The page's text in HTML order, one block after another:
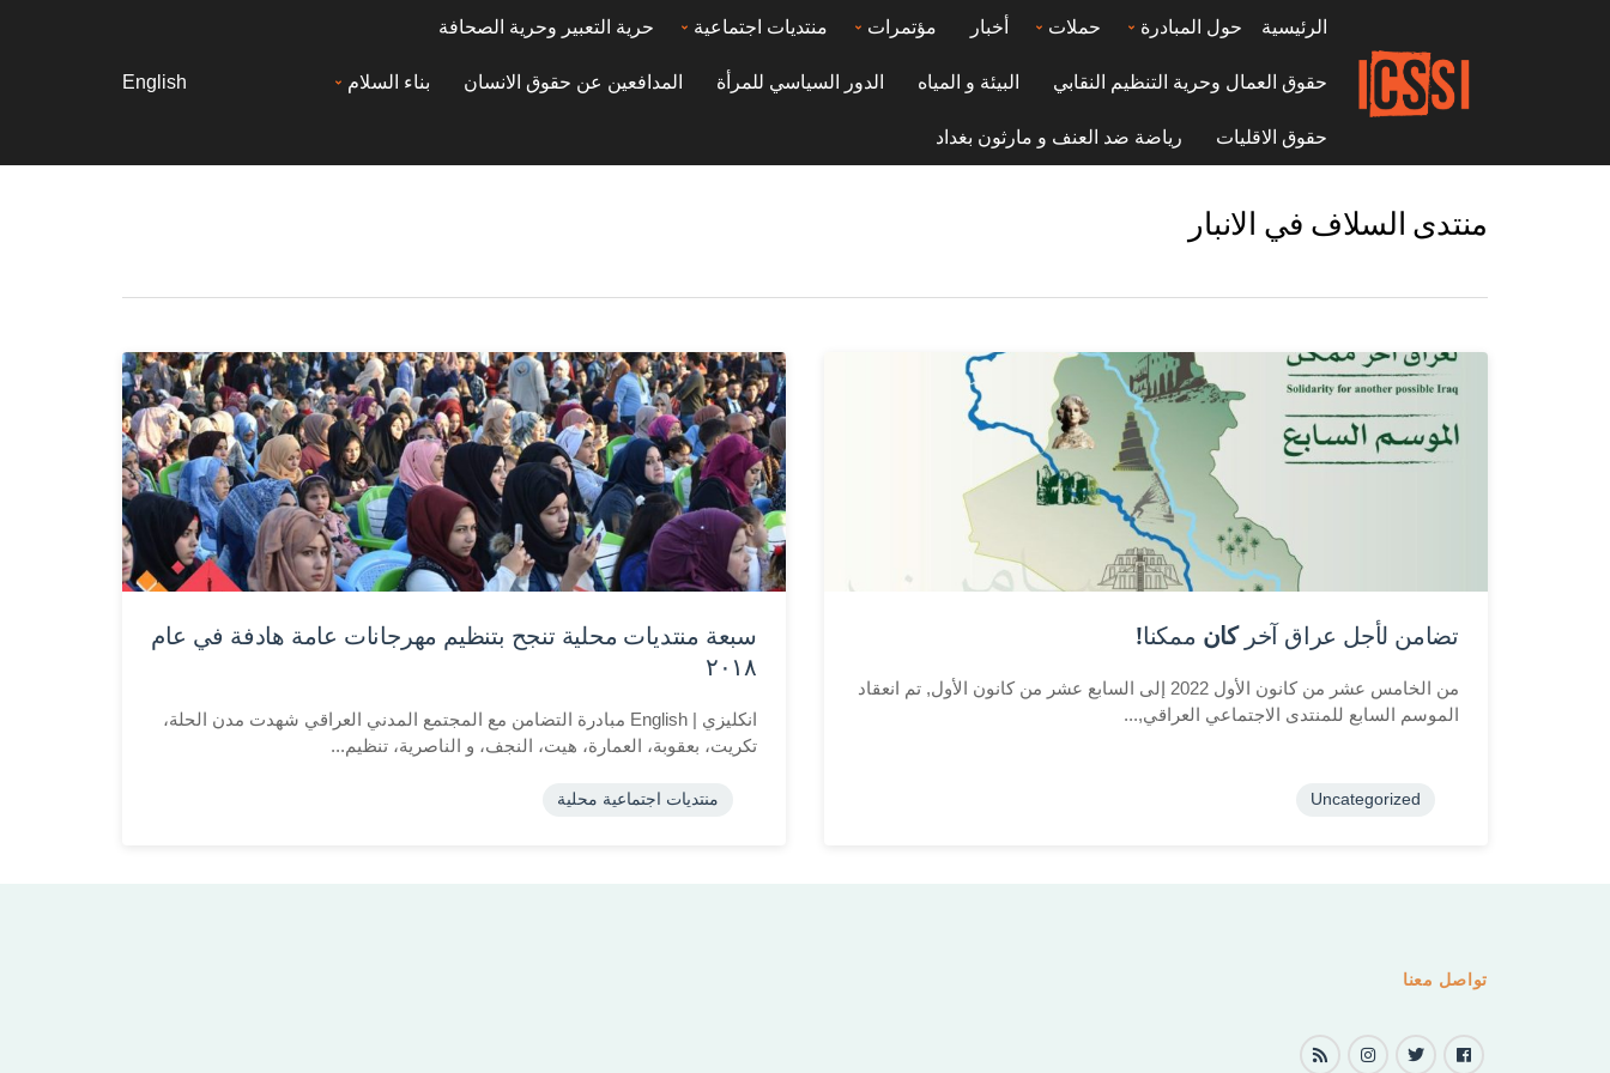
الرئيسية حول المبادرة حملات أخبار مؤتمرات منتديات اجتماعية حرية التعبير وحرية الصحافة
حقوق العمال وحرية التنظيم النقابي البيئة و المياه الدور السياسي للمرأة المدافعين عن حقوق الانسان بناء السلام
حقوق الاقليات رياضة ضد العنف و مارثون بغداد
English
منتدى السلاف في الانبار
تضامن لأجل عراق آخركان ممكنا!
من الخامس عشر من كانون الأول 2022 إلى السابع عشر من كانون الأول, تم انعقاد
الموسم السابع للمنتدى الاجتماعي العراقي,...
Uncategorized
سبعة منتديات محلية تنجح بتنظيم مهرجانات عامة هادفة في عام
٢٠١٨
انكليزي | English مبادرة التضامن مع المجتمع المدني العراقي شهدت مدن الحلة،
تكريت، بعقوبة، العمارة، هيت، النجف، و الناصرية، تنظيم...
منتديات اجتماعية محلية
تواصل معنا